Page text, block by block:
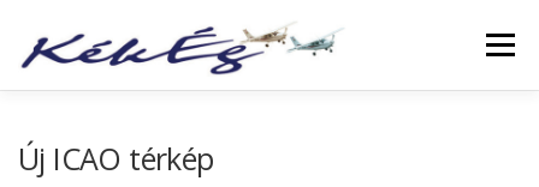
Menü
Új ICAO térkép